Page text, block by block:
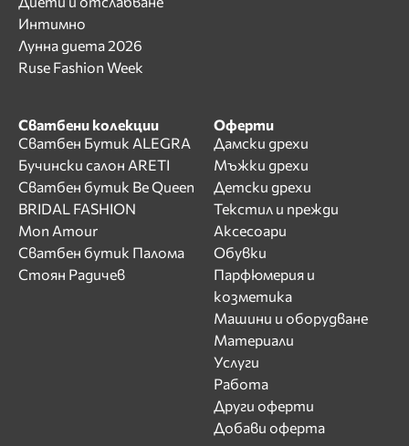
Интимно
Лунна диета 2026
Ruse Fashion Week
Сватбени колекции
Сватбен Бутик ALEGRA
Бучински салон ARETI
Сватбен бутик Be Queen
BRIDAL FASHION
Mon Amour
Сватбен бутик Палома
Стоян Радичев
Оферти
Дамски дрехи
Мъжки дрехи
Детски дрехи
Текстил и прежди
Аксесоари
Обувки
Парфюмерия и
козметика
Машини и оборудване
Материали
Услуги
Работа
Други оферти
Добави оферта